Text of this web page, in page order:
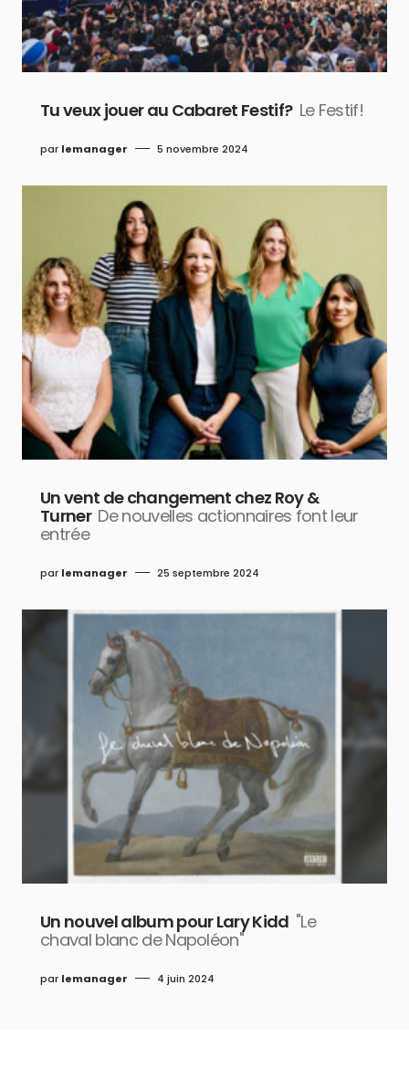
Tu veux jouer au Cabaret Festif? Le Festif!
par lemanager 5 novembre 2024
Un vent de changement chez Roy &
Turner De nouvelles actionnaires font leur
entrée
par lemanager 25 septembre 2024
Un nouvel album pour Lary Kidd "Le
chaval blanc de Napoléon"
par lemanager 4 juin 2024